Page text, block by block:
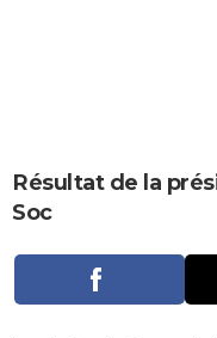
CARTE DE VOEUX
Carte de Noël
Carte Bonne année
Carte Saint-Valentin
Carte Pâques
Carte d'anniversaire
DICTIONNAIRE
Dictionnaire
Biographies
Expressions
Proverbes
PROGRAMME TV
Résultat de la
Soc